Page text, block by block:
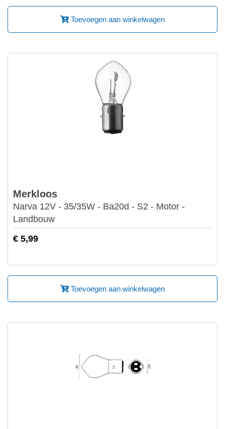
Toevoegen aan winkelwagen
Merkloos
Narva 12V - 35/35W - Ba20d - S2 - Motor -
Landbouw
€ 5,99
Toevoegen aan winkelwagen